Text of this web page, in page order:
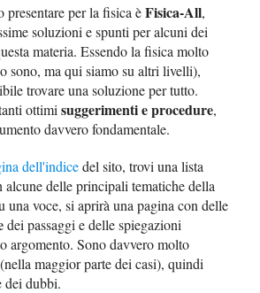
presentare per la fisica èFisica-All,
soluzioni e spunti per alcuni dei
materia. Essendo la fisica molto
sono, ma qui siamo su altri livelli),
trovare una soluzione per tutto.
ottimisuggerimenti e procedure,
davvero fondamentale.
dell'indicedel sito, trovi una lista
alcune delle principali tematiche della
una voce, si aprirà una pagina con delle
dei passaggi e delle spiegazioni
argomento. Sono davvero molto
maggior parte dei casi), quindi
dei dubbi.